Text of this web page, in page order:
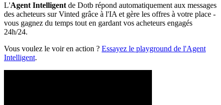
L'Agent Intelligent de Dotb répond automatiquement aux messages
des acheteurs sur Vinted grâce à l'IA et gère les offres à votre place -
vous gagnez du temps tout en gardant vos acheteurs engagés
24h/24.
Vous voulez le voir en action ? Essayez le playground de l'Agent
Intelligent.